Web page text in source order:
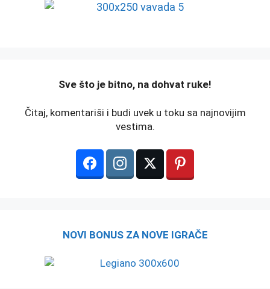
️Sve što je bitno, na dohvat ruke!
Čitaj, komentariši i budi uvek u toku sa najnovijim
vestima.
NOVI BONUS ZA NOVE IGRAČE